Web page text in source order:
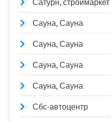
Сатурн, строймаркет
Сауна, Сауна
Сауна, Сауна
Сауна, Сауна
Сауна, Сауна
Сбс-автоцентр